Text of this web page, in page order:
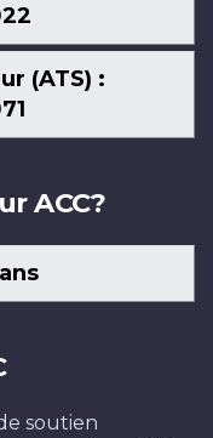
(ATS) :
ACC?
soutien